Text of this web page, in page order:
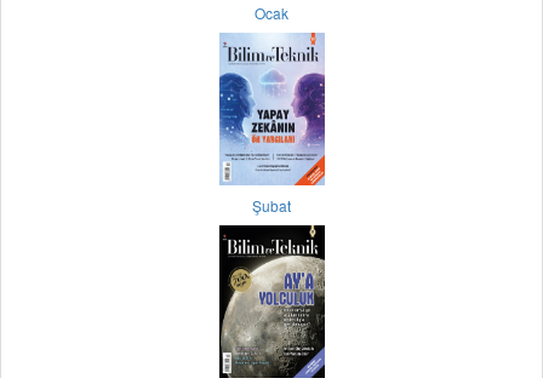
Ocak
Şubat